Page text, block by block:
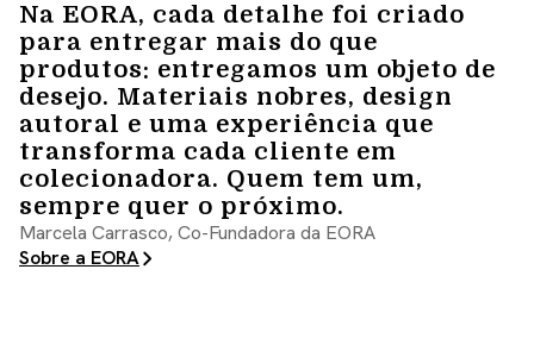
Na EORA, cada detalhe foi criado
para entregar mais do que
produtos: entregamos um objeto de
desejo. Materiais nobres, design
autoral e uma experiência que
transforma cada cliente em
colecionadora. Quem tem um,
sempre quer o próximo.
Marcela Carrasco, Co-Fundadora da EORA
Sobre a EORA